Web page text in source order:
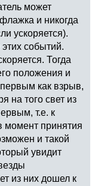
может
и никогда
ускоряется).
событий.
Тогда
положения и
как взрыв,
на того свет из
т.е. к
момент принятия
и такой
увидит
из них дошел к